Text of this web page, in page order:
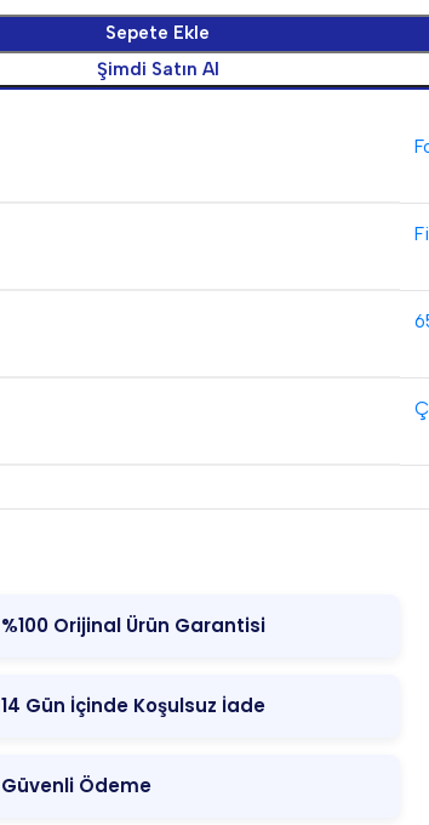
Sepete Ekle
Şimdi Satın Al
%100 Orijinal Ürün Garantisi
14 Gün İçinde Koşulsuz İade
Güvenli Ödeme